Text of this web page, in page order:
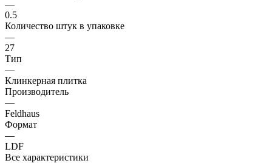
—
0.5
Количество штук в упаковке
—
27
Тип
—
Клинкерная плитка
Производитель
—
Feldhaus
Формат
—
LDF
Все характеристики